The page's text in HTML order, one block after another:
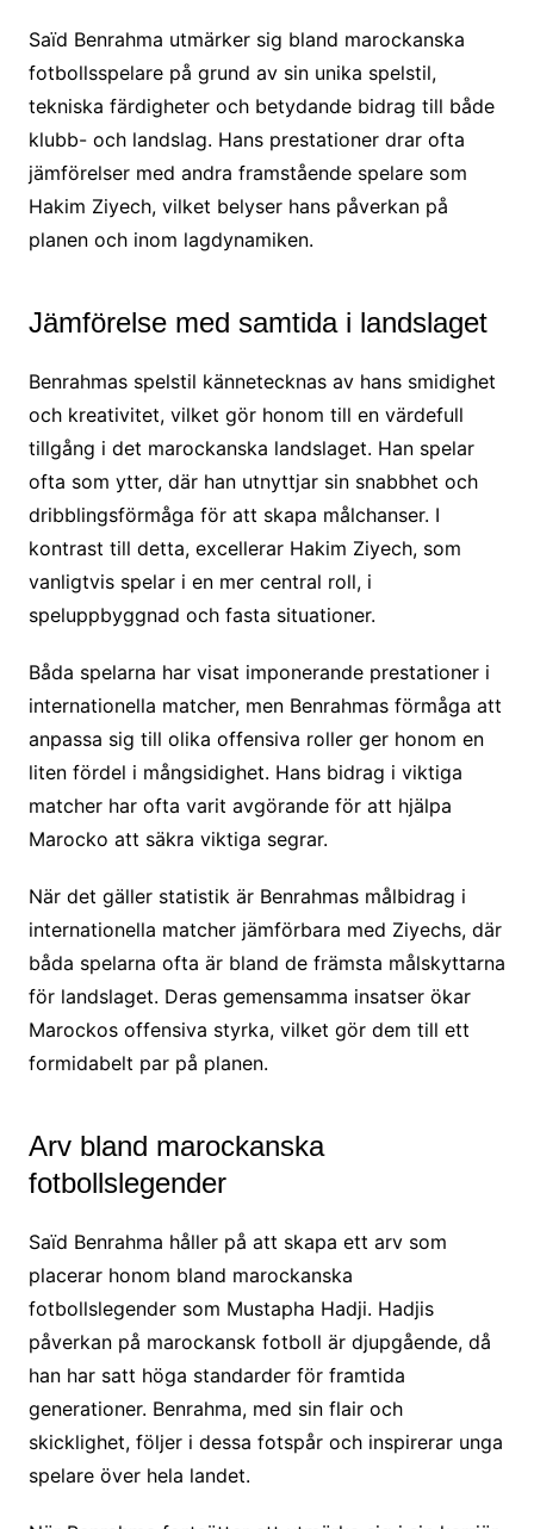
Saïd Benrahma utmärker sig bland marockanska
fotbollsspelare på grund av sin unika spelstil,
tekniska färdigheter och betydande bidrag till både
klubb- och landslag. Hans prestationer drar ofta
jämförelser med andra framstående spelare som
Hakim Ziyech, vilket belyser hans påverkan på
planen och inom lagdynamiken.
Jämförelse med samtida i landslaget
Benrahmas spelstil kännetecknas av hans smidighet
och kreativitet, vilket gör honom till en värdefull
tillgång i det marockanska landslaget. Han spelar
ofta som ytter, där han utnyttjar sin snabbhet och
dribblingsförmåga för att skapa målchanser. I
kontrast till detta, excellerar Hakim Ziyech, som
vanligtvis spelar i en mer central roll, i
speluppbyggnad och fasta situationer.
Båda spelarna har visat imponerande prestationer i
internationella matcher, men Benrahmas förmåga att
anpassa sig till olika offensiva roller ger honom en
liten fördel i mångsidighet. Hans bidrag i viktiga
matcher har ofta varit avgörande för att hjälpa
Marocko att säkra viktiga segrar.
När det gäller statistik är Benrahmas målbidrag i
internationella matcher jämförbara med Ziyechs, där
båda spelarna ofta är bland de främsta målskyttarna
för landslaget. Deras gemensamma insatser ökar
Marockos offensiva styrka, vilket gör dem till ett
formidabelt par på planen.
Arv bland marockanska
fotbollslegender
Saïd Benrahma håller på att skapa ett arv som
placerar honom bland marockanska
fotbollslegender som Mustapha Hadji. Hadjis
påverkan på marockansk fotboll är djupgående, då
han har satt höga standarder för framtida
generationer. Benrahma, med sin flair och
skicklighet, följer i dessa fotspår och inspirerar unga
spelare över hela landet.